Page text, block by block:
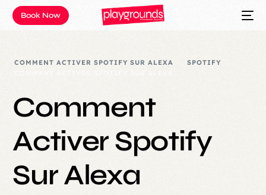
Book Now
COMMENT ACTIVER SPOTIFY SUR ALEXA
SPOTIFY
Comment
Activer Spotify
Sur Alexa